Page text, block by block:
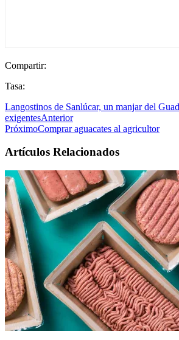
Compartir:
Tasa:
Langostinos de Sanlúcar, un manjar del
exigentesAnterior
PróximoComprar aguacates al agricultor
Artículos Relacionados